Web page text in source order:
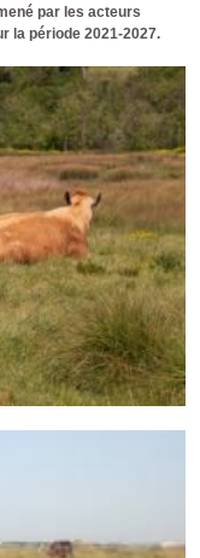
par les acteurs
la période 2021-2027.